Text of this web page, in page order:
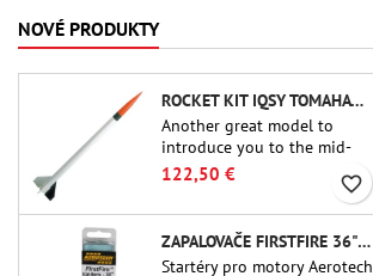
NOVÉ PRODUKTY
ROCKET KIT IQSY TOMAHAWK - AEROTECH
Another great model to
introduce you to the mid-
power.A scale replica of a
famous sounding rocket,
small in size and peefect to
move to higher-level kits.
122,50 € favorite_border
ZAPALOVAČE FIRSTFIRE 36" - AEROTECH
Startéry pro motory Aerotech